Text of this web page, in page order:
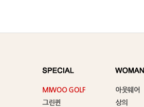
MIWOO GOLF
그린퀸
아웃웨어
상의